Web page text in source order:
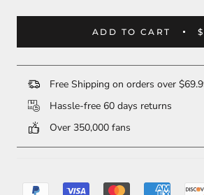
ADD TO CART
Free Shipping on orders over
Hassle-free 60 days returns
Over 350,000 fans